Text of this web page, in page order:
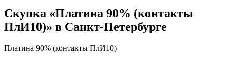
Скупка «Платина 90% (контакты
ПлИ10)» в Санкт-Петербурге
Платина 90% (контакты ПлИ10)